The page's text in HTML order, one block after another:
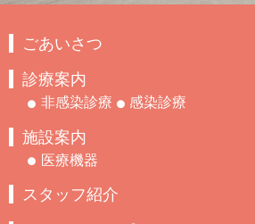
ごあいさつ
診療案内
非感染診療 感染診療
施設案内
医療機器
スタッフ紹介